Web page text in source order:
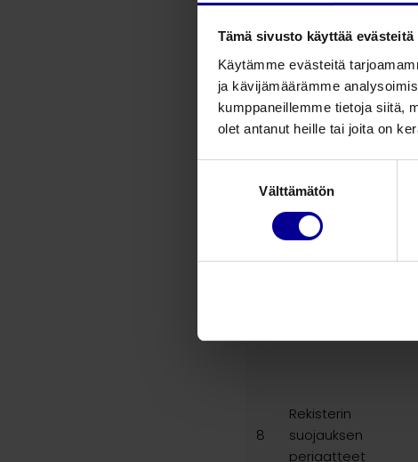
Tämä sivusto käyttää evästeitä
Käytämme evästeitä
ja kävijämäärämme
kumppaneillemme tietoja siitä,
olet antanut heille tai joita on
Välttämätön
6
Säännönmukaiset
tietolähteet
säännönmukaiset
luovutukset ja
tietojen siirto EU:n
tai ETA:n
8
Rekisterin
suojauksen
periaatteet